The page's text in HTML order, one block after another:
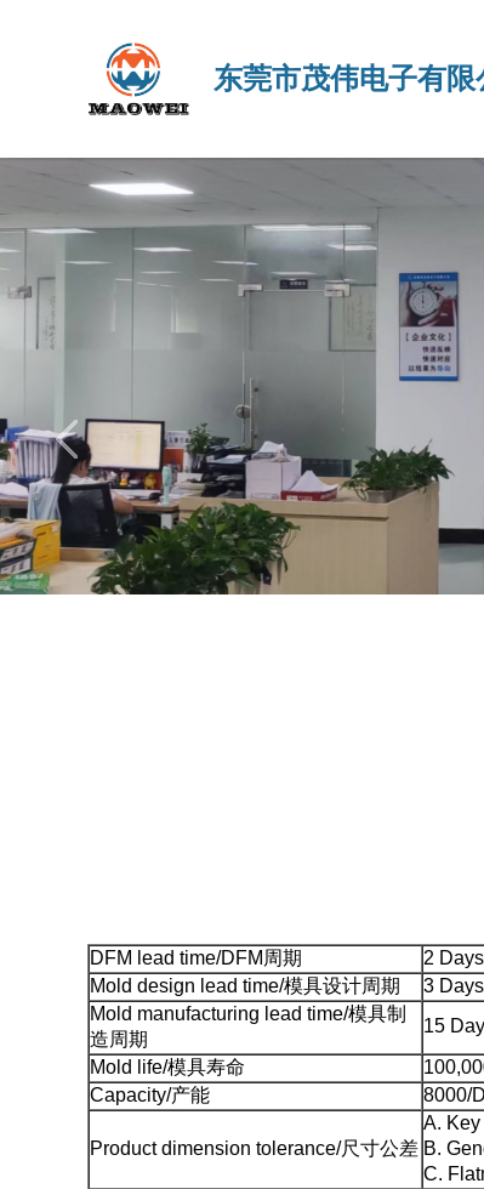
东莞市茂伟电子有限
DFM lead time/DFM周期
2
Mold design lead time/模具设计周期
3
Mold manufacturing lead time/模具制
造周期
15
Mold life/模具寿命
Capacity/产能
8000/
Product dimension tolerance/尺寸公差
A. Key
B.
C.